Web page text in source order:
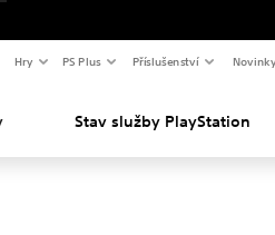
Hry PS Plus Příslušenství Novinky
Stav služby PlayStation